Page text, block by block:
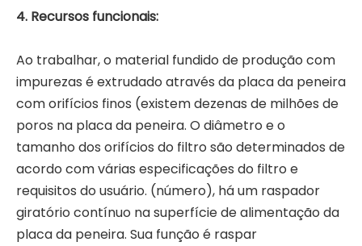
4. Recursos funcionais:
Ao trabalhar, o material fundido de produção com
impurezas é extrudado através da placa da peneira
com orifícios finos (existem dezenas de milhões de
poros na placa da peneira. O diâmetro e o
tamanho dos orifícios do filtro são determinados de
acordo com várias especificações do filtro e
requisitos do usuário. (número), há um raspador
giratório contínuo na superfície de alimentação da
placa da peneira. Sua função é raspar